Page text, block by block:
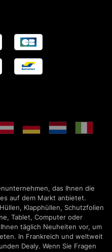
das Ihnen die
auf dem Markt anbietet.
Klapphüllen, Schutzfolien
Tablet, Computer oder
täglich Neuheiten vor, um
In Frankreich und weltweit
Dealy. Wenn Sie Fragen